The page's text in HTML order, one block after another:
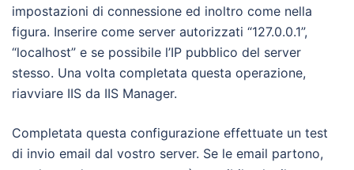
impostazioni di connessione ed inoltro come nella
figura. Inserire come server autorizzati “127.0.0.1”,
“localhost” e se possibile l’IP pubblico del server
stesso. Una volta completata questa operazione,
riavviare IIS da IIS Manager.
Completata questa configurazione effettuate un test
di invio email dal vostro server. Se le email partono,